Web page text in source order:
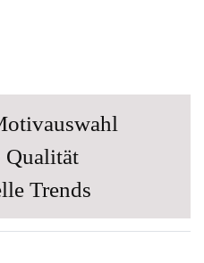
Qualität
Trends